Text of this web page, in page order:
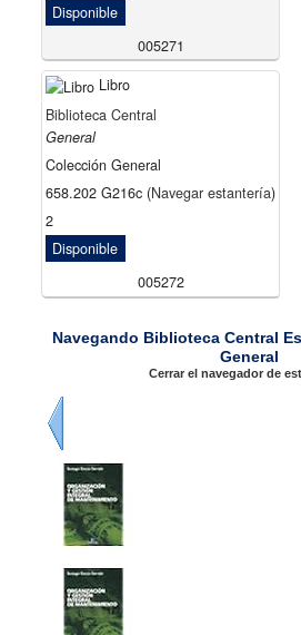
Disponible
005271
Libro
Biblioteca Central
General
Colección General
658.202 G216c (Navegar estantería)
2
Disponible
005272
Navegando Biblioteca Central
General
Cerrar el navegador de
Previo